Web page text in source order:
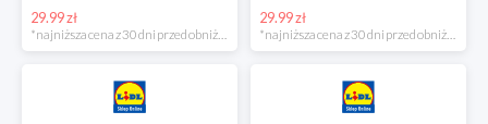
29.99 zł
*najniższa cena z 30 dni przed obniżką
29.99 zł
*najniższa cena z 30 dni przed obniżką